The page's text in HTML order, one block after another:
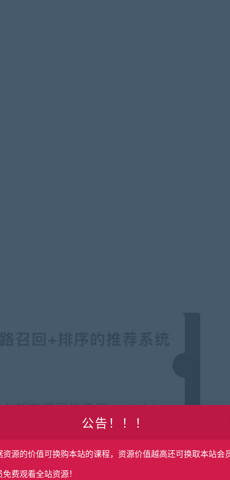
公告！！！
资源的价值可换购本站的课程，资源价值越高还可换取本站会
费观看全站资源！